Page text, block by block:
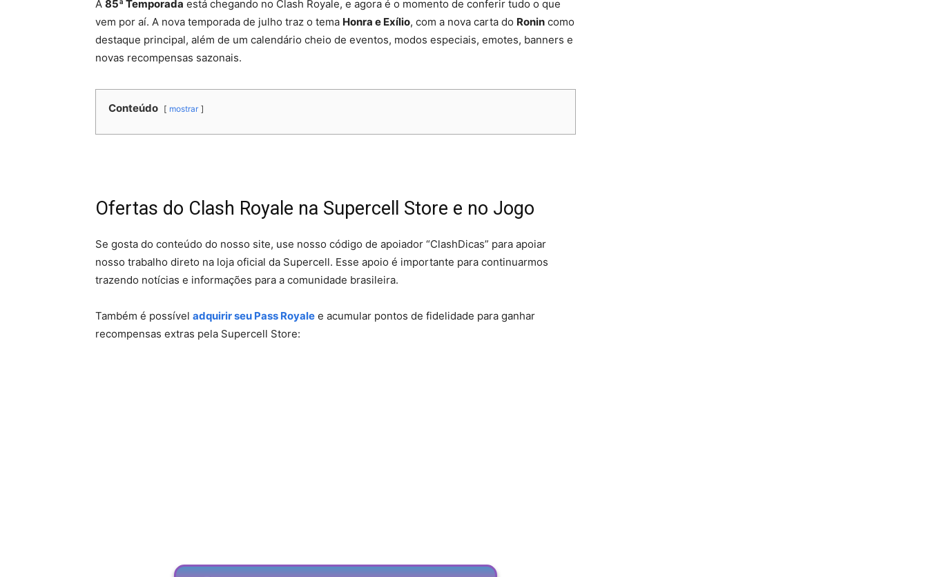
A 85ª Temporada está chegando no Clash Royale, e agora é o momento de conferir tudo o que
vem por aí. A nova temporada de julho traz o tema Honra e Exílio, com a nova carta do Ronin como
destaque principal, além de um calendário cheio de eventos, modos especiais, emotes, banners e
novas recompensas sazonais.
Conteúdo mostrar
Ofertas do Clash Royale na Supercell Store e no Jogo
Se gosta do conteúdo do nosso site, use nosso código de apoiador “ClashDicas” para apoiar
nosso trabalho direto na loja oficial da Supercell. Esse apoio é importante para continuarmos
trazendo notícias e informações para a comunidade brasileira.
Também é possível adquirir seu Pass Royale e acumular pontos de fidelidade para ganhar
recompensas extras pela Supercell Store: